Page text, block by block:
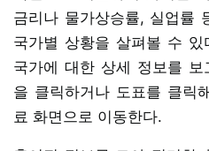
금리나 물가상승률, 실업률
국가별 상황을 살펴볼 수
국가에 대한 상세 정보를
을 클릭하거나 도표를 클릭
료 화면으로 이동한다.